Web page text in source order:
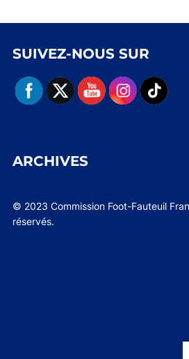
SUIVEZ-NOUS SUR
ARCHIVES
© 2023 Commission Foot-Fauteuil
réservés.